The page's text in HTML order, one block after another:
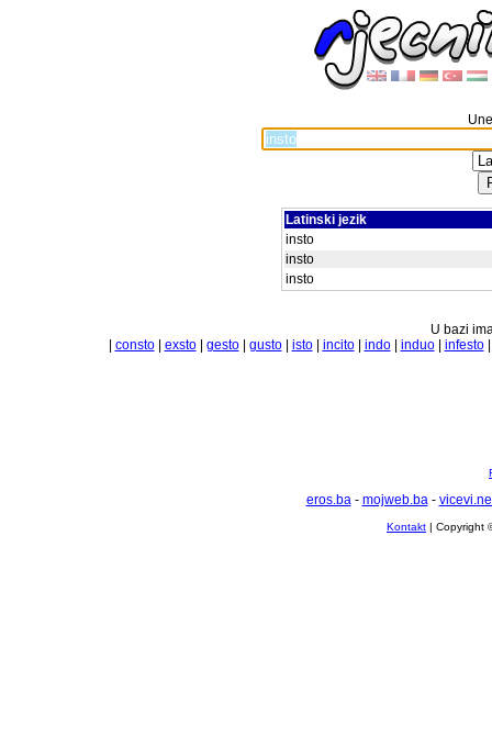
Latinski jezik
insto
insto
insto
U bazi
consto| exsto| gesto| gusto| isto| incito| indo| induo| infesto
eros.ba- mojweb.ba-
Kontakt | Copyright